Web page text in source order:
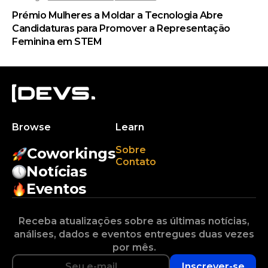
Prémio Mulheres a Moldar a Tecnologia Abre
Candidaturas para Promover a Representação
Feminina em STEM
Browse
Coworkings
Notícias
Eventos
Learn
Sobre
Contato
Receba atualizações sobre as últimas notícias,
análises, dados e eventos entregues duas vezes
por mês.